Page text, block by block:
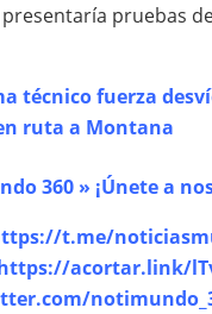
pruebas
técnico fuerza
ruta a Montana
360 » ¡Únete a
t.me/
acortar.link/